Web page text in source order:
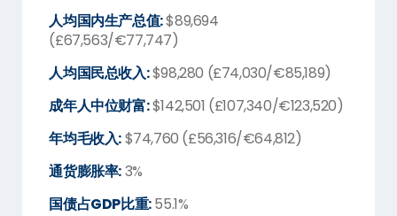
人均国内生产总值:$89,694
(£67,563/€77,747)
人均国民总收入:$98,280 (£74,030/€85,189)
成年人中位财富:$142,501 (£107,340/€123,520)
年均毛收入:$74,760 (£56,316/€64,812)
通货膨胀率:3%
国债占GDP比重:55.1%